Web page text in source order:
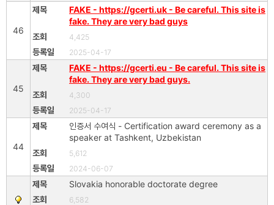
46
FAKE - https://gcerti.uk - Be careful. This site is
fake. They are very bad guys
4,425
2025-04-17
45
FAKE - https://gcerti.eu - Be careful. This site is
fake. They are very bad guys.
4,300
2025-04-17
44
인증서 수여식 - Certification award ceremony as a
speaker at Tashkent, Uzbekistan
5,612
2024-06-07
Slovakia honorable doctorate degree
6,582